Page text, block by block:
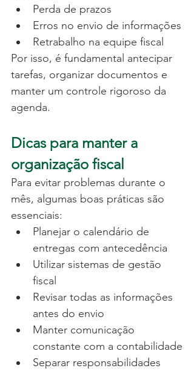
Perda de prazos
Erros no envio de informações
Retrabalho na equipe fiscal
Por isso, é fundamental antecipar
tarefas, organizar documentos e
manter um controle rigoroso da
agenda.
Dicas para manter a
organização fiscal
Para evitar problemas durante o
mês, algumas boas práticas são
essenciais:
Planejar o calendário de
entregas com antecedência
Utilizar sistemas de gestão
fiscal
Revisar todas as informações
antes do envio
Manter comunicação
constante com a contabilidade
Separar responsabilidades